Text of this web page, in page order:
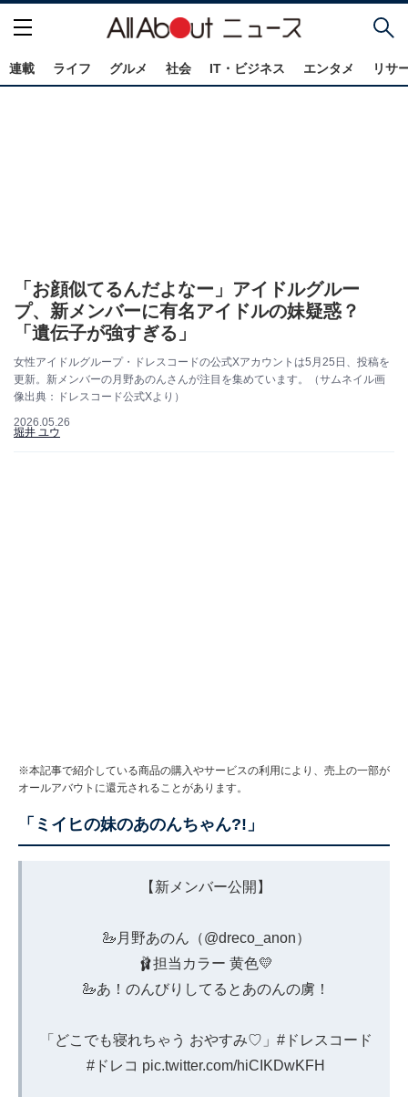
連載 ライフ グルメ 社会 IT・ビジネス エンタメ リサ
「お顔似てるんだよなー」アイドルグルー
プ、新メンバーに有名アイドルの妹疑惑？
「遺伝子が強すぎる」
女性アイドルグループ・ドレスコードの公式Xアカウントは5月25日、投稿を
更新。新メンバーの月野あのんさんが注目を集めています。（サムネイル画
像出典：ドレスコード公式Xより）
2026.05.26
堀井 ユウ
※本記事で紹介している商品の購入やサービスの利用により、売上の一部が
オールアバウトに還元されることがあります。
「ミイヒの妹のあのんちゃん?!」
【新メンバー公開】
🦢月野あのん（@dreco_anon）
🩰担当カラー 黄色💛
🦢あ！のんびりしてるとあのんの虜！
「どこでも寝れちゃう おやすみ♡」 #ドレスコード
#ドレコ pic.twitter.com/hiCIKDwKFH